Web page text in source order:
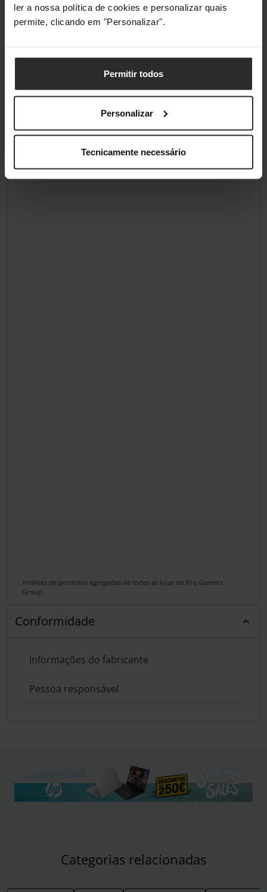
ler a nossa política de cookies e personalizar quais
permite, clicando em "Personalizar".
Permitir todos
Personalizar
Tecnicamente necessário
Iluminação
Rgb
Classificações
Análises de produtos agregadas de todas as lojas do Pro Gamers
Group.
Conformidade
Informações do fabricante
Pessoa responsável
Categorias relacionadas